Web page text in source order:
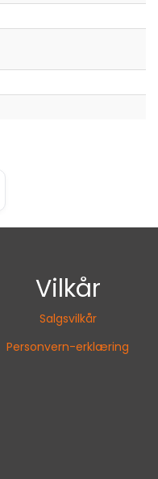
Vilkår
Salgsvilkår
Personvern-erklæring